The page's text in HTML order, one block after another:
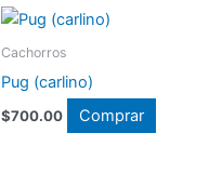
Cachorros
Pug (carlino)
$700.00 Comprar